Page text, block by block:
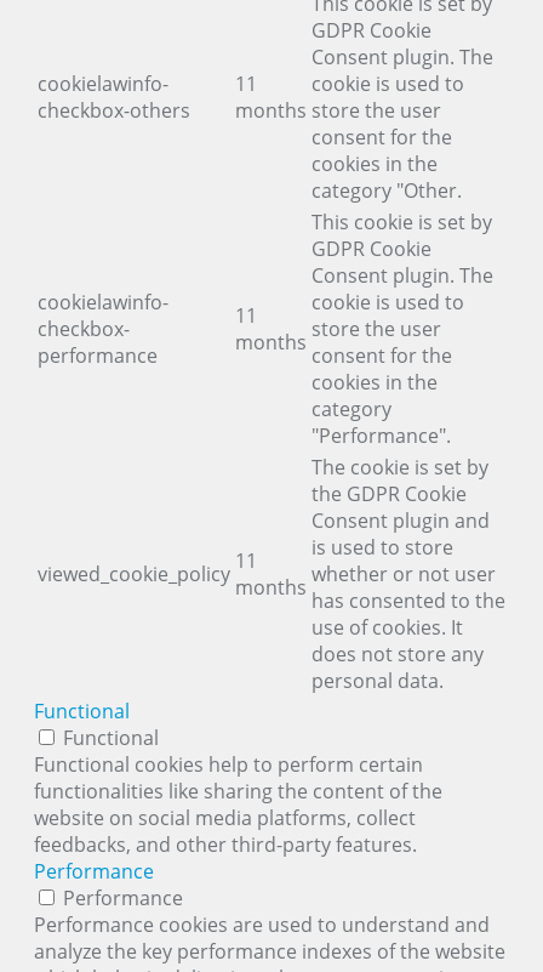
cookielawinfo-
checkbox-others
11
months
GDPR Cookie
Consent plugin. The
cookie is used to
store the user
consent for the
cookies in the
category "Other.
cookielawinfo-
checkbox-
performance
11
months
This cookie is set by
GDPR Cookie
Consent plugin. The
cookie is used to
store the user
consent for the
cookies in the
category
"Performance".
viewed_cookie_policy 11
months
The cookie is set by
the GDPR Cookie
Consent plugin and
is used to store
whether or not user
has consented to the
use of cookies. It
does not store any
personal data.
Functional
Functional
Functional cookies help to perform certain
functionalities like sharing the content of the
website on social media platforms, collect
feedbacks, and other third-party features.
Performance
Performance
Performance cookies are used to understand and
analyze the key performance indexes of the website